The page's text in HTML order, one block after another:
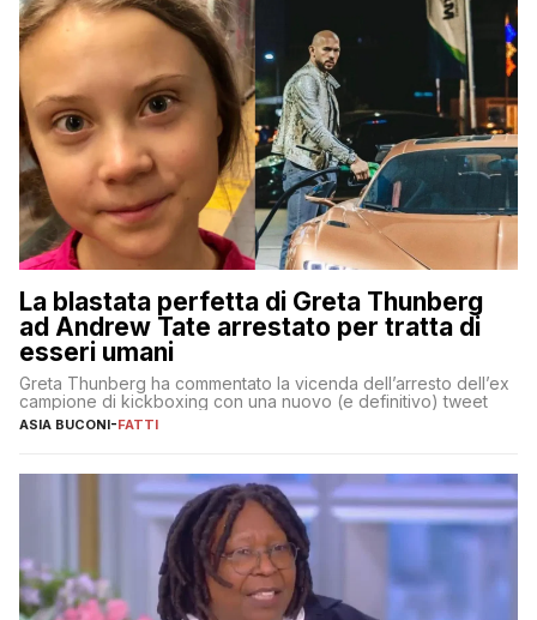
La blastata perfetta di Greta Thunberg
ad Andrew Tate arrestato per tratta di
esseri umani
Greta Thunberg ha commentato la vicenda dell’arresto dell’ex
campione di kickboxing con una nuovo (e definitivo) tweet
ASIA BUCONI-FATTI